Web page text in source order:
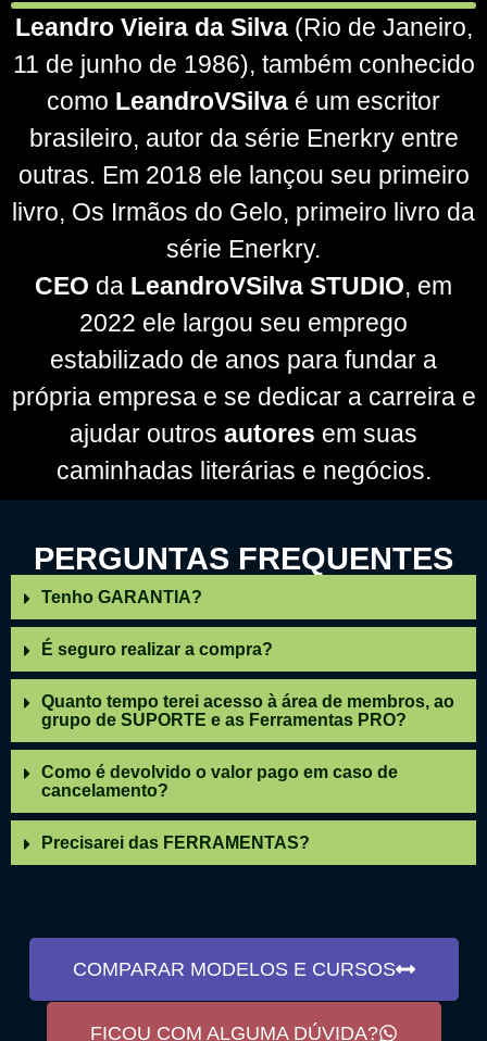
Leandro Vieira da Silva(Rio de Janeiro,
11 de junho de 1986), também conhecido
como LeandroVSilva é um escritor
brasileiro, autor da série Enerkry entre
outras. Em 2018 ele lançou seu primeiro
livro, Os Irmãos do Gelo, primeiro livro da
série Enerkry.
CEO da LeandroVSilva STUDIO, em
2022 ele largou seu emprego
estabilizado de anos para fundar a
própria empresa e se dedicar a carreira e
ajudar outros autores em suas
caminhadas literárias e negócios.
PERGUNTAS FREQUENTES
Tenho GARANTIA?
É seguro realizar a compra?
Quanto tempo terei acesso à área de membros, ao
grupo de SUPORTE e as Ferramentas PRO?
Como é devolvido o valor pago em caso de
cancelamento?
Precisarei das FERRAMENTAS?
COMPARAR MODELOS E CURSOS
FICOU COM ALGUMA DÚVIDA?